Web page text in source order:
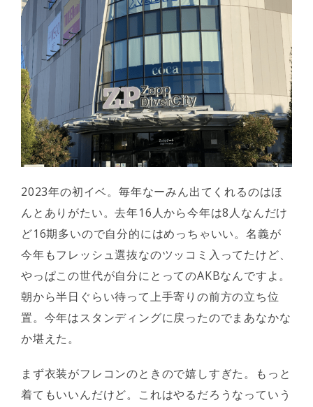
2023年の初イベ。毎年なーみん出てくれるのはほ
んとありがたい。去年16人から今年は8人なんだけ
ど16期多いので自分的にはめっちゃいい。名義が
今年もフレッシュ選抜なのツッコミ入ってたけど、
やっぱこの世代が自分にとってのAKBなんですよ。
朝から半日ぐらい待って上手寄りの前方の立ち位
置。今年はスタンディングに戻ったのでまあなかな
か堪えた。
まず衣装がフレコンのときので嬉しすぎた。もっと
着てもいいんだけど。これはやるだろうなっていう